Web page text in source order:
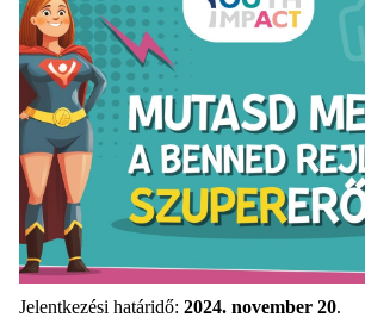
Jelentkezési határidő: 2024. november 20.